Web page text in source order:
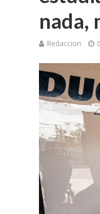
nada,
Redaccion